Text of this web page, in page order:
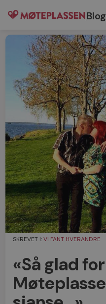
SKREVET I:VI FANT HVERANDRE
«Så glad